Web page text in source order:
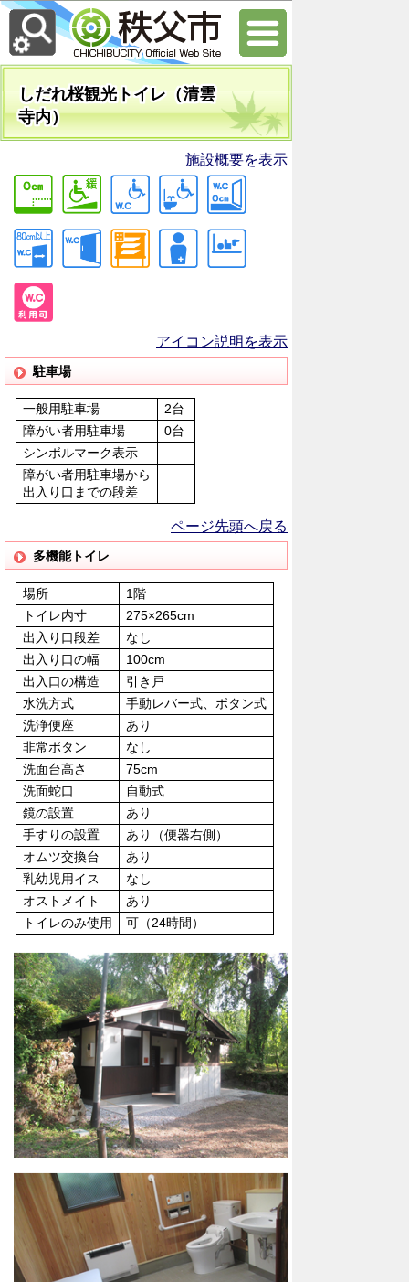
しだれ桜観光トイレ（清雲
寺内）
施設概要を表示
アイコン説明を表示
駐車場
一般用駐車場
2台
障がい者用駐車場
0台
シンボルマーク表示
障がい者用駐車場から
出入り口までの段差
ページ先頭へ戻る
多機能トイレ
場所
1階
トイレ内寸
275×265cm
出入り口段差
なし
出入り口の幅
100cm
出入口の構造
引き戸
水洗方式
手動レバー式、ボタン式
洗浄便座
あり
非常ボタン
なし
洗面台高さ
75cm
洗面蛇口
自動式
鏡の設置
あり
手すりの設置
あり（便器右側）
オムツ交換台
あり
乳幼児用イス
なし
オストメイト
あり
トイレのみ使用
可（24時間）